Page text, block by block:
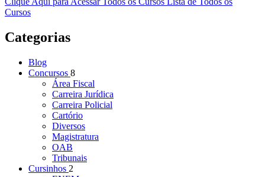
Cursos
Categorias
Blog
Concursos 8
Área Fiscal
Carreira Jurídica
Carreira Policial
Cartório
Diversos
Magistratura
OAB
Tribunais
Cursinhos 2